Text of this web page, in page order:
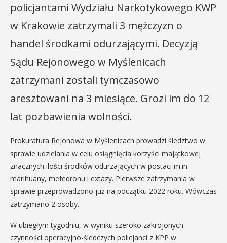
policjantami Wydziału Narkotykowego KWP
w Krakowie zatrzymali 3 mężczyzn o
handel środkami odurzającymi. Decyzją
Sądu Rejonowego w Myślenicach
zatrzymani zostali tymczasowo
aresztowani na 3 miesiące. Grozi im do 12
lat pozbawienia wolności.
Prokuratura Rejonowa w Myślenicach prowadzi śledztwo w
sprawie udzielania w celu osiągnięcia korzyści majątkowej
znacznych ilości środków odurzających w postaci m.in.
marihuany, mefedronu i extazy. Pierwsze zatrzymania w
sprawie przeprowadzono już na początku 2022 roku. Wówczas
zatrzymano 2 osoby.
W ubiegłym tygodniu, w wyniku szeroko zakrojonych
czynności operacyjno-śledczych policjanci z KPP w